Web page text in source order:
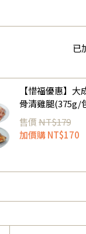
已
【惜福優惠】
骨清雞腿(375g/
2026/12/21)
售價NT$179
加價購NT$170